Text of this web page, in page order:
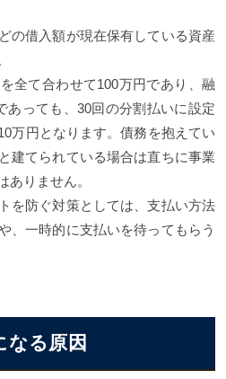
の借入額が現在保有している資産
全て合わせて100万円であり、融
あっても、30回の分割払いに設定
万円となります。債務を抱えてい
建てられている場合は直ちに事業
ありません。
を防ぐ対策としては、支払い方法
、一時的に支払いを待ってもらう
なる原因